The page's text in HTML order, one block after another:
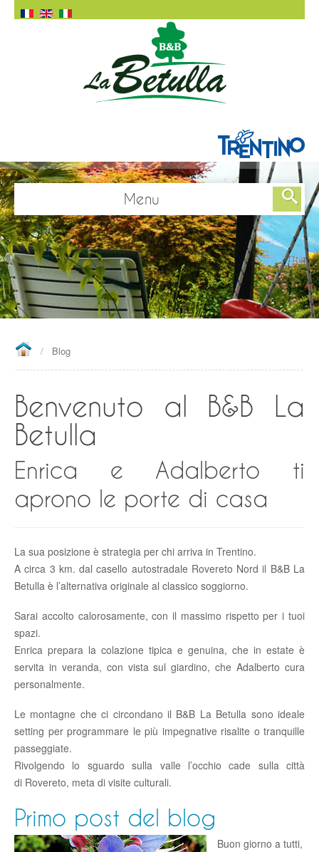
Menu
Home
Chambre
Chambre Acero
Chambre Ciliegio
Appartement
Réservation
Galerie
Contacts
Blog
/ Blog
Benvenuto al B&B La
Betulla
Enrica e Adalberto ti
aprono le porte di casa
La sua posizione è strategia per chi arriva in Trentino.
A circa 3 km. dal casello autostradale Rovereto Nord il B&B La
Betulla è l’alternativa originale al classico soggiorno.
Sarai accolto calorosamente, con il massimo rispetto per i tuoi
spazi.
Enrica prepara la colazione tipica e genuina, che in estate è
servita in veranda, con vista sul giardino, che Adalberto cura
personalmente.
Le montagne che ci circondano il B&B La Betulla sono ideale
setting per programmare le più impegnative risalite o tranquille
passeggiate.
Rivolgendo lo sguardo sulla valle l’occhio cade sulla città
di Rovereto, meta di visite culturali.
Primo post del blog
Buon giorno a tutti,